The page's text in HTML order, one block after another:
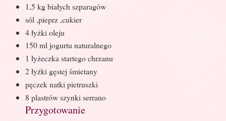
1,5 kg białych szparagów
sól ,pieprz ,cukier
4 łyżki oleju
150 ml jogurtu naturalnego
1 łyżeczka startego chrzanu
2 łyżki gęstej śmietany
pęczek natki pietruszki
8 plastrów szynki serrano
Przygotowanie